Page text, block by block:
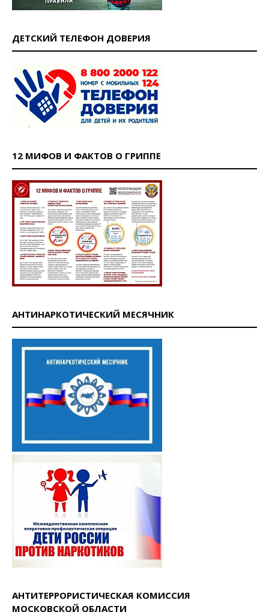
ДЕТСКИЙ ТЕЛЕФОН ДОВЕРИЯ
12 МИФОВ И ФАКТОВ О ГРИППЕ
АНТИНАРКОТИЧЕСКИЙ МЕСЯЧНИК
АНТИТЕРРОРИСТИЧЕСКАЯ КОМИССИЯ
МОСКОВСКОЙ ОБЛАСТИ